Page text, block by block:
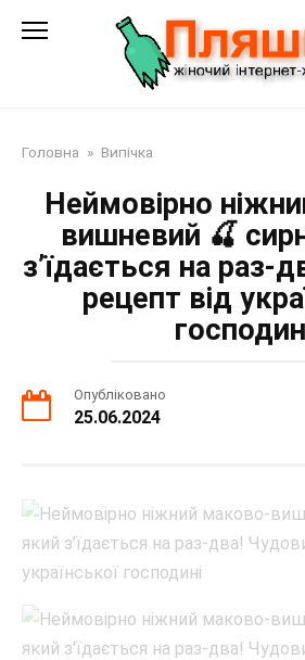
Головна » Випічка
Неймовірно
вишневий 🍒
з’їдається на раз-
рецепт від
Опубліковано
25.06.2024